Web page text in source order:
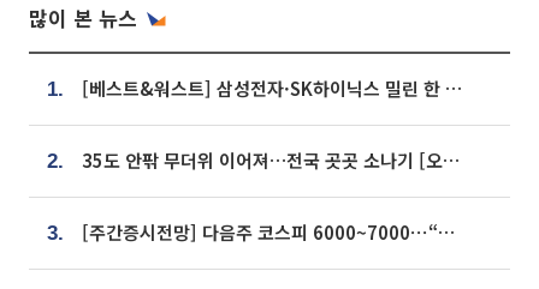
많이 본 뉴스
1. [베스트&워스트] 삼성전자·SK하이닉스 밀린 한 주…상상인증권은 85% 급등
2. 35도 안팎 무더위 이어져…전국 곳곳 소나기 [오늘 날씨]
3. [주간증시전망] 다음주 코스피 6000~7000⋯“外人 수급은 정책이 변수”